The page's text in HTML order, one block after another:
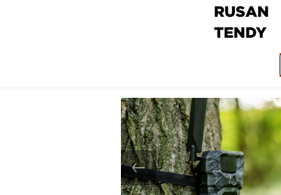
RUSAN
TENDY